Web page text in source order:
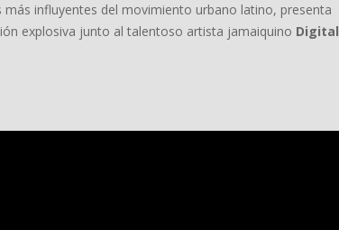
más influyentes del movimiento urbano latino, presenta
explosiva junto al talentoso artista jamaiquino Digital